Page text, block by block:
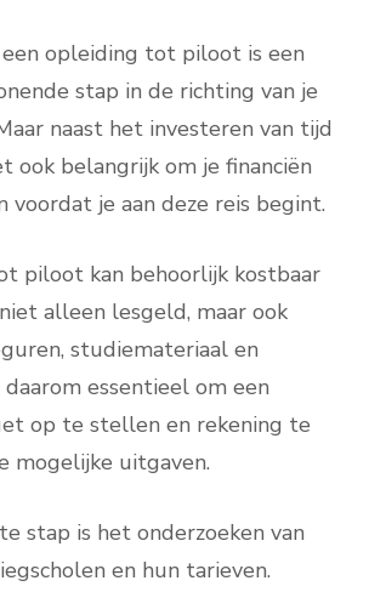
opleiding tot piloot is een
stap in de richting van je
naast het investeren van tijd
ook belangrijk om je financiën
voordat je aan deze reis begint.
piloot kan behoorlijk kostbaar
alleen lesgeld, maar ook
studiemateriaal en
essentieel om een
op te stellen en rekening te
mogelijke uitgaven.
stap is het onderzoeken van
en hun tarieven.